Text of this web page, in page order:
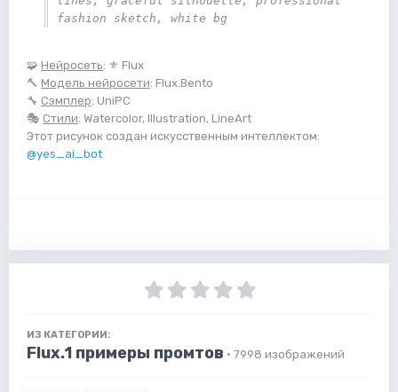
fashion sketch, white bg
🧩 Нейросеть: ⚜️ Flux
🔨 Модель нейросети: Flux.Bento
🔧 Сэмплер: UniPC
🎭 Стили: Watercolor, Illustration, LineArt
Этот рисунок создан искусственным интеллектом:
@yes_ai_bot
ИЗ КАТЕГОРИИ:
Flux.1 примеры промтов · 7998 изображений